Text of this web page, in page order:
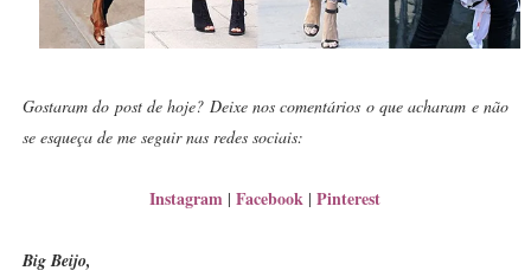
Gostaram do post de hoje? Deixe nos comentários o que acharam e não
se esqueça de me seguir nas redes sociais:
Instagram |Facebook |Pinterest
Big Beijo,